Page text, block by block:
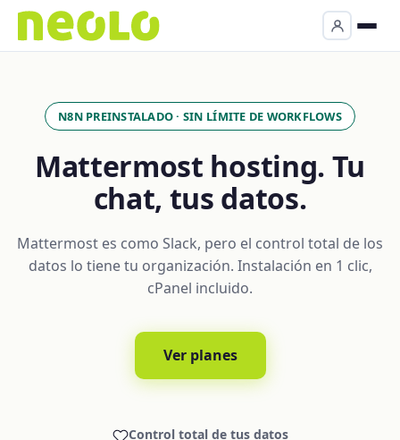
N8N PREINSTALADO · SIN LÍMITE DE WORKFLOWS
Mattermost hosting. Tu
chat, tus datos.
Mattermost es como Slack, pero el control total de los
datos lo tiene tu organización. Instalación en 1 clic,
cPanel incluido.
Ver planes
Control total de tus datos